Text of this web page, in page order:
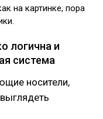
на картинке, пора
логична и
система
носители,